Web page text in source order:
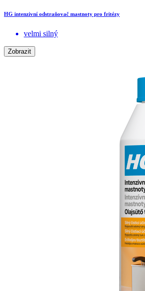
HG intenzivní odstraňovač mastnoty pro fritézy
velmi silný
Zobrazit